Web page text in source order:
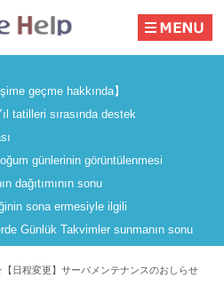
geçme hakkında】
tatilleri sırasında destek
günlerinin görüntülenmesi
dağıtımının sonu
sona ermesiyle ilgili
Günlük Takvimler sunmanın sonu
日程変更】サーバメンテナンスのおしらせ